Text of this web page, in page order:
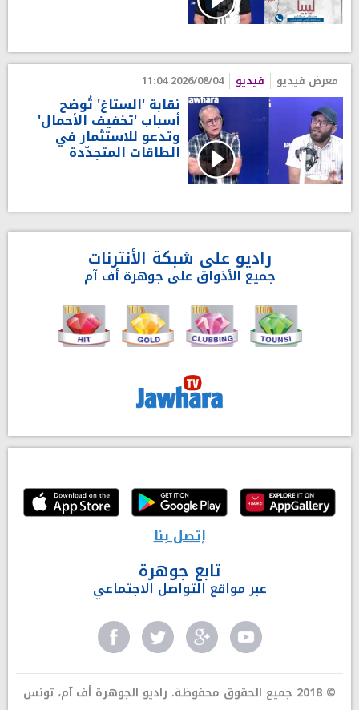
معرض فيديو فيديو 2026/08/04 11:04
نقابة 'الستاغ' تُوضح
أسباب 'تخفيف الأحمال'
وتدعو للاستثمار في
الطاقات المتجدّدة
راديو على شبكة الأنترنات
جميع الأذواق على جوهرة أف آم
إتصل بنا
تابع جوهرة
عبر مواقع التواصل الاجتماعي
© 2018 جميع الحقوق محفوظة. راديو الجوهرة أف آم، تونس